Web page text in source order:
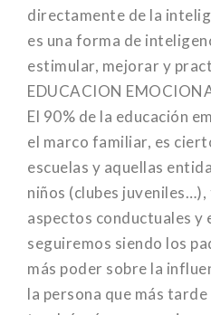
directamente de la
es una forma de
estimular, mejorar y
EDUCACION
El 90% de la educación
el marco familiar, es
escuelas y aquellas
niños (clubes juveniles…),
aspectos conductuales y
seguiremos siendo los
más poder sobre la
la persona que más